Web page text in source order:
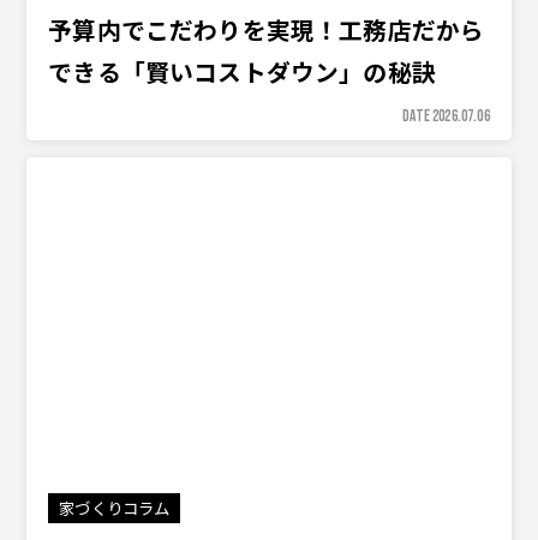
予算内でこだわりを実現！工務店だから
できる「賢いコストダウン」の秘訣
DATE 2026.07.06
家づくりコラム